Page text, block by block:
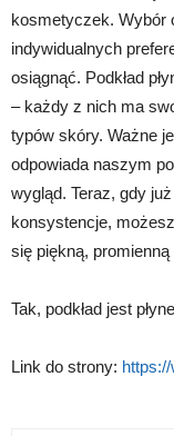
kosmetyczek. Wybór
indywidualnych
osiągnąć. Podkład
– każdy z nich ma
typów skóry. Ważne
odpowiada naszym
wygląd. Teraz, gdy
konsystencje,
się piękną, promienną
Tak, podkład jest
Link do strony: